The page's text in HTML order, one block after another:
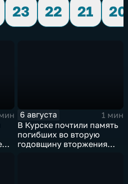
23 22 21
20
6 августа
1 мин
В Курске почтили память
погибших во вторую
годовщину вторжения